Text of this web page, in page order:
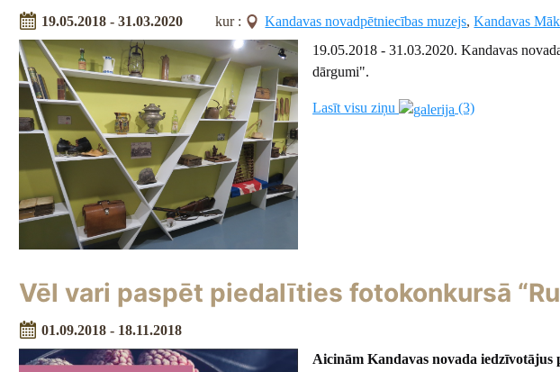
19.05.2018 - 31.03.2020 kur : Kandavas novadpētniecības muzejs,Kandavas
19.05.2018 - 31.03.2020. Kandavas
dārgumi".
Lasīt visu ziņu (3)
Vēl vari paspēt piedalīties fotokonkursā
01.09.2018 - 18.11.2018
Aicinām Kandavas novada